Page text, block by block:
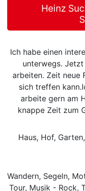
Heinz
Ich habe einen
unterwegs.
arbeiten. Zeit neue
sich treffen
arbeite gern am
knappe Zeit zum
Haus, Hof,
Wandern, Segeln,
Tour, Musik - Rock,